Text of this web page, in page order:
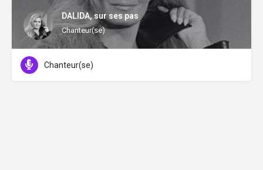
DALIDA, sur ses pas
Chanteur(se)
Chanteur(se)